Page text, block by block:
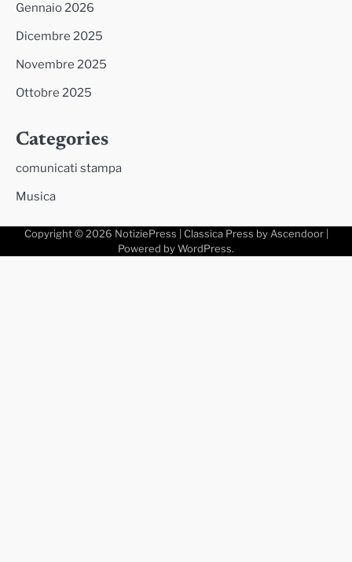
Gennaio 2026
Dicembre 2025
Novembre 2025
Ottobre 2025
Categories
comunicati stampa
Musica
Copyright © 2026 NotiziePress | Classica Press by Ascendoor|
Powered by WordPress.